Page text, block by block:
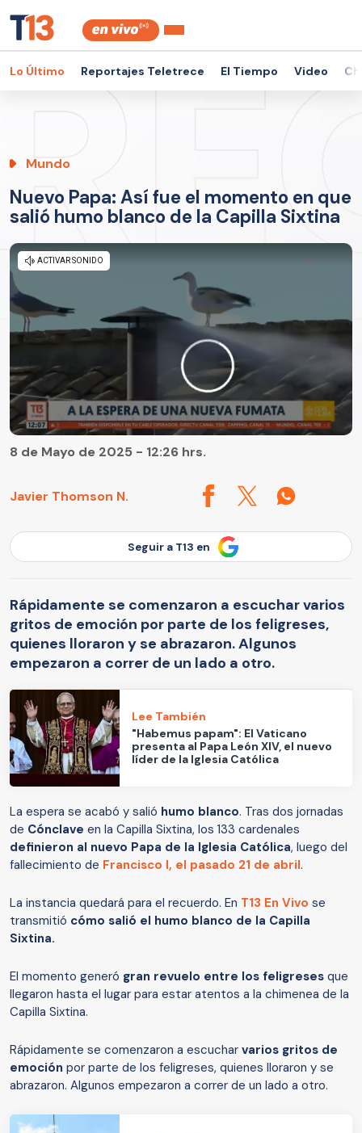
Lo Último Reportajes Teletrece El Tiempo Video
Mundo
Nuevo Papa: Así fue el momento en que
salió humo blanco de la Capilla Sixtina
Javier Thomson N.
8 de Mayo de 2025 - 12:26 hrs.
Seguir a T13 en
Rápidamente se comenzaron a escuchar varios
gritos de emoción por parte de los feligreses,
quienes lloraron y se abrazaron. Algunos
empezaron a correr de un lado a otro.
Lee También
"Habemus papam": El Vaticano
presenta al Papa León XIV, el nuevo
líder de la Iglesia Católica
La espera se acabó y salió humo blanco. Tras dos jornadas
de Cónclave en la Capilla Sixtina, los 133 cardenales
definieron al nuevo Papa de la Iglesia Católica, luego del
fallecimiento de Francisco I, el pasado 21 de abril.
La instancia quedará para el recuerdo. En T13 En Vivo se
transmitió cómo salió el humo blanco de la Capilla
Sixtina.
El momento generó gran revuelo entre los feligreses que
llegaron hasta el lugar para estar atentos a la chimenea de la
Capilla Sixtina.
Rápidamente se comenzaron a escuchar varios gritos de
emoción por parte de los feligreses, quienes lloraron y se
abrazaron. Algunos empezaron a correr de un lado a otro.